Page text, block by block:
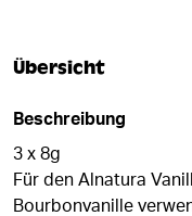
Übersicht
Beschreibung
3 x 8g
Für den Alnatura
Bourbonvanille